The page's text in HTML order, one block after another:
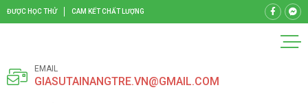
ĐƯỢC HỌC THỬ CAM KẾT CHẤT LƯỢNG
EMAIL
GIASUTAINANGTRE.VN@GMAIL.COM